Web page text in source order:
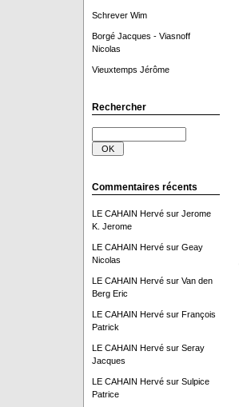
Schrever Wim
Borgé Jacques - Viasnoff
Nicolas
Vieuxtemps Jérôme
Rechercher
Commentaires récents
LE CAHAIN Hervésur Jerome
K. Jerome
LE CAHAIN Hervésur Geay
Nicolas
LE CAHAIN Hervésur Van den
Berg Eric
LE CAHAIN Hervésur François
Patrick
LE CAHAIN Hervésur Seray
Jacques
LE CAHAIN Hervésur Sulpice
Patrice